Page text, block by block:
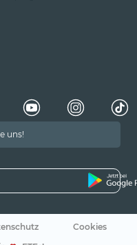
uns!
Cookies